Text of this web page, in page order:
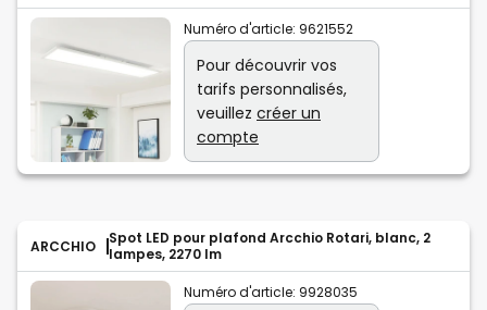
Numéro d'article: 9621552
Pour découvrir vos
tarifs personnalisés,
veuillez créer un
compte
ARCCHIO
Spot LED pour plafond Arcchio Rotari, blanc, 2
lampes, 2270 lm
Numéro d'article: 9928035